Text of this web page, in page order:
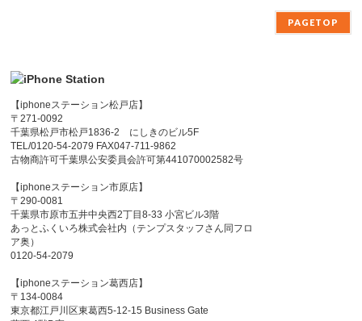
PAGETOP
【iphoneステーション松戸店】
〒271-0092
千葉県松戸市松戸1836-2 にしきのビル5F
TEL/0120-54-2079 FAX047-711-9862
古物商許可千葉県公安委員会許可第441070002582号
【iphoneステーション市原店】
〒290-0081
千葉県市原市五井中央西2丁目8-33 小宮ビル3階
あっとふくいろ株式会社内（テンプスタッフさん同フロ
ア奥）
0120-54-2079
【iphoneステーション葛西店】
〒134-0084
東京都江戸川区東葛西5-12-15 Business Gate